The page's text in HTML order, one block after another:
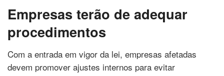
Empresas terão de adequar
procedimentos
Com a entrada em vigor da lei, empresas afetadas
devem promover ajustes internos para evitar